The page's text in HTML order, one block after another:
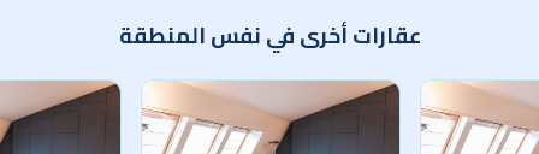
عقارات أخرى في نفس المنطقة